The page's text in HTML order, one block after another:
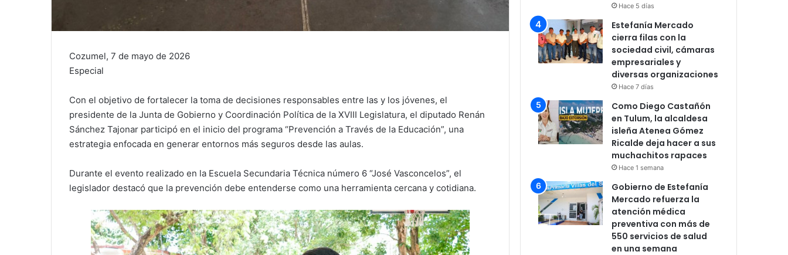
Cozumel, 7 de mayo de 2026
Especial
Con el objetivo de fortalecer la toma de decisiones responsables entre las y los jóvenes, el
presidente de la Junta de Gobierno y Coordinación Política de la XVIII Legislatura, el diputado Renán
Sánchez Tajonar participó en el inicio del programa “Prevención a Través de la Educación”, una
estrategia enfocada en generar entornos más seguros desde las aulas.
Durante el evento realizado en la Escuela Secundaria Técnica número 6 “José Vasconcelos”, el
legislador destacó que la prevención debe entenderse como una herramienta cercana y cotidiana.
Hace 5 días
Estefanía Mercado
cierra filas con la
sociedad civil, cámaras
empresariales y
diversas organizaciones
Hace 7 días
Como Diego Castañón
en Tulum, la alcaldesa
isleña Atenea Gómez
Ricalde deja hacer a sus
muchachitos rapaces
Hace 1 semana
Gobierno de Estefanía
Mercado refuerza la
atención médica
preventiva con más de
550 servicios de salud
en una semana